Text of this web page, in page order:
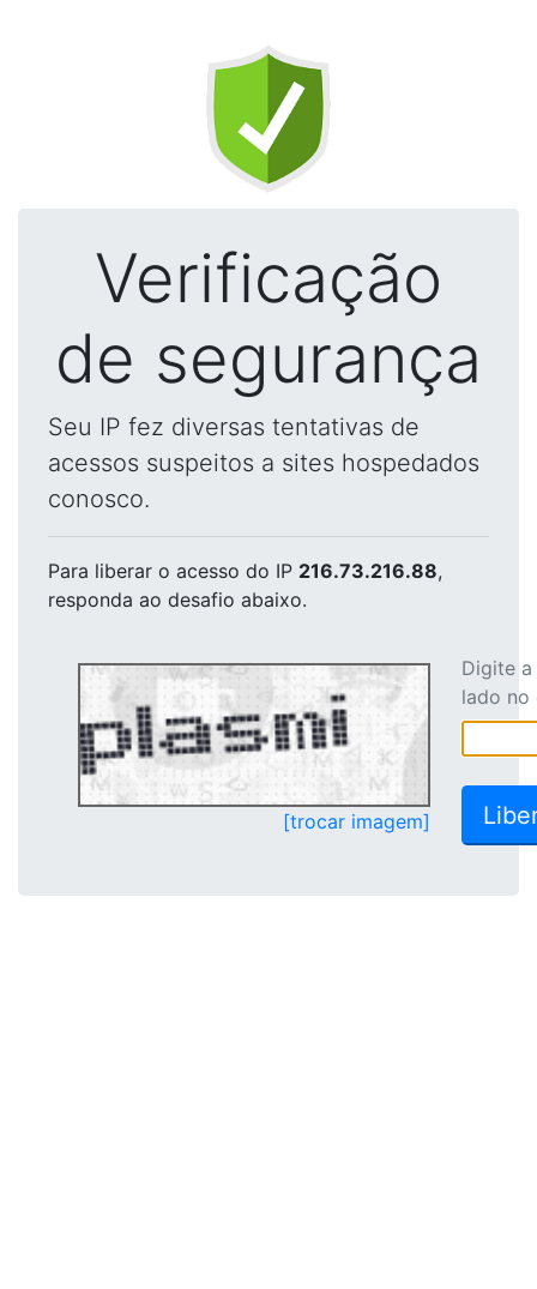
Verificação
de segurança
Seu IP fez diversas tentativas de
acessos suspeitos a sites hospedados
conosco.
Para liberar o acesso do IP 216.73.216.88,
responda ao desafio abaixo.
[trocar imagem]
Digite
lado no